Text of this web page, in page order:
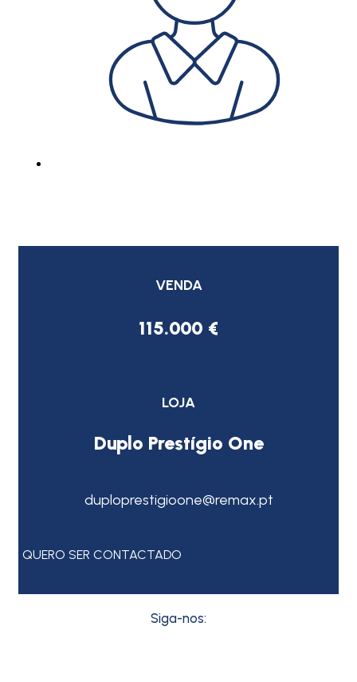
VENDA
115.000 €
LOJA
Duplo Prestígio One
duploprestigioone@remax.pt
QUERO SER CONTACTADO
Siga-nos: